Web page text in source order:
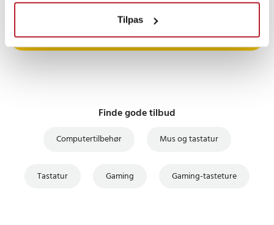
Tilpas
UDSALG
Finde gode tilbud
Computertilbehør Mus og tastatur
Tastatur Gaming Gaming-tasteture